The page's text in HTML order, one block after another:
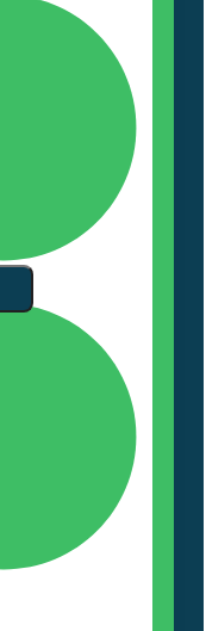
och
till 400 kV,
och avslut på
kV.